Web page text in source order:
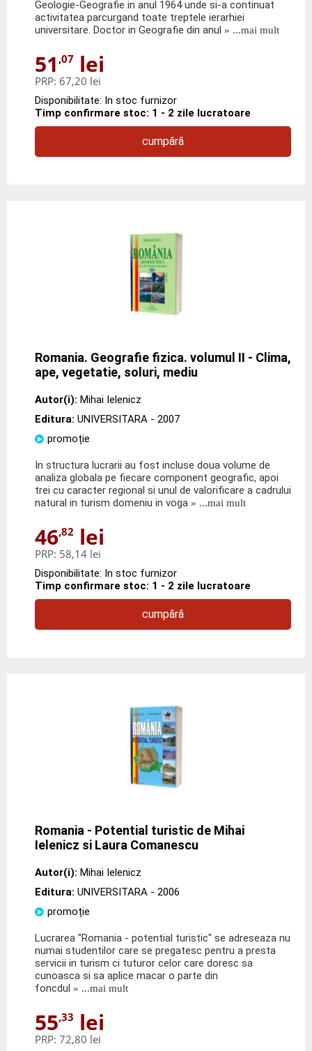
Geologie-Geografie in anul 1964 unde si-a continuat
activitatea parcurgand toate treptele ierarhiei
universitare. Doctor in Geografie din anul » ...mai mult
51 ,07 lei
PRP: 67,20 lei
Disponibilitate: In stoc furnizor
Timp confirmare stoc: 1 - 2 zile lucratoare
cumpără
Romania. Geografie fizica. volumul II - Clima,
ape, vegetatie, soluri, mediu
Autor(i): Mihai Ielenicz
Editura: UNIVERSITARA - 2007
promoție
In structura lucrarii au fost incluse doua volume de
analiza globala pe fiecare component geografic, apoi
trei cu caracter regional si unul de valorificare a cadrului
natural in turism domeniu in voga » ...mai mult
46,82 lei
PRP: 58,14 lei
Disponibilitate: In stoc furnizor
Timp confirmare stoc: 1 - 2 zile lucratoare
cumpără
Romania - Potential turistic de Mihai
Ielenicz si Laura Comanescu
Autor(i): Mihai Ielenicz
Editura: UNIVERSITARA - 2006
promoție
Lucrarea "Romania - potential turistic" se adreseaza nu
numai studentilor care se pregatesc pentru a presta
servicii in turism ci tuturor celor care doresc sa
cunoasca si sa aplice macar o parte din
foncdul » ...mai mult
55,33 lei
PRP: 72,80 lei